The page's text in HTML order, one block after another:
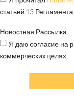
статьей 13
Новостная Рассылка
Я даю согласие на
коммерческих целях